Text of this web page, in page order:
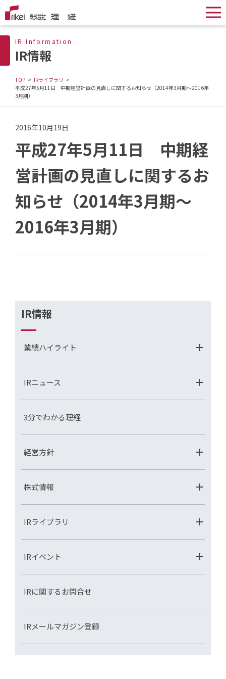
IR Information
IR情報
TOP
IRライブラリ
平成27年5月11日 中期経営計画の見直しに関するお知らせ（2014年3月期〜2016年
3月期）
IR情報
業績ハイライト
IRニュース
3分でわかる理経
経営方針
株式情報
IRライブラリ
IRイベント
IRに関するお問合せ
IRメールマガジン登録
2016年10月19日
平成27年5月11日 中期経
営計画の見直しに関するお
知らせ（2014年3月期〜
2016年3月期）